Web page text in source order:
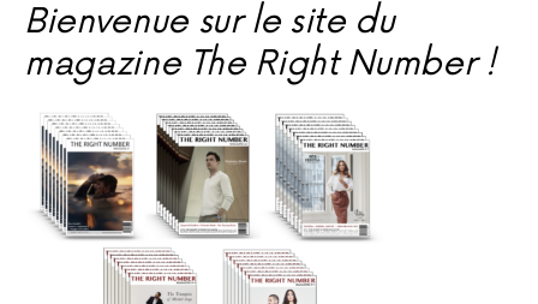
Bienvenue sur le site du
magazine The Right Number !